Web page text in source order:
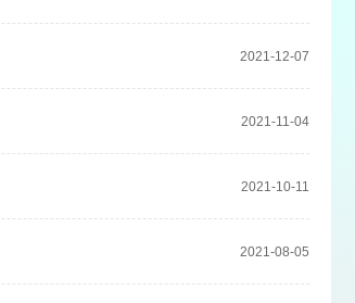
2021-12-07
2021-11-04
2021-10-11
2021-08-05